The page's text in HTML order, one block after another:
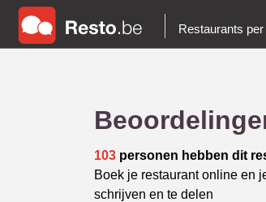
Restaurants
103personen hebben dit
Boek je restaurant online en
schrijven en te delen